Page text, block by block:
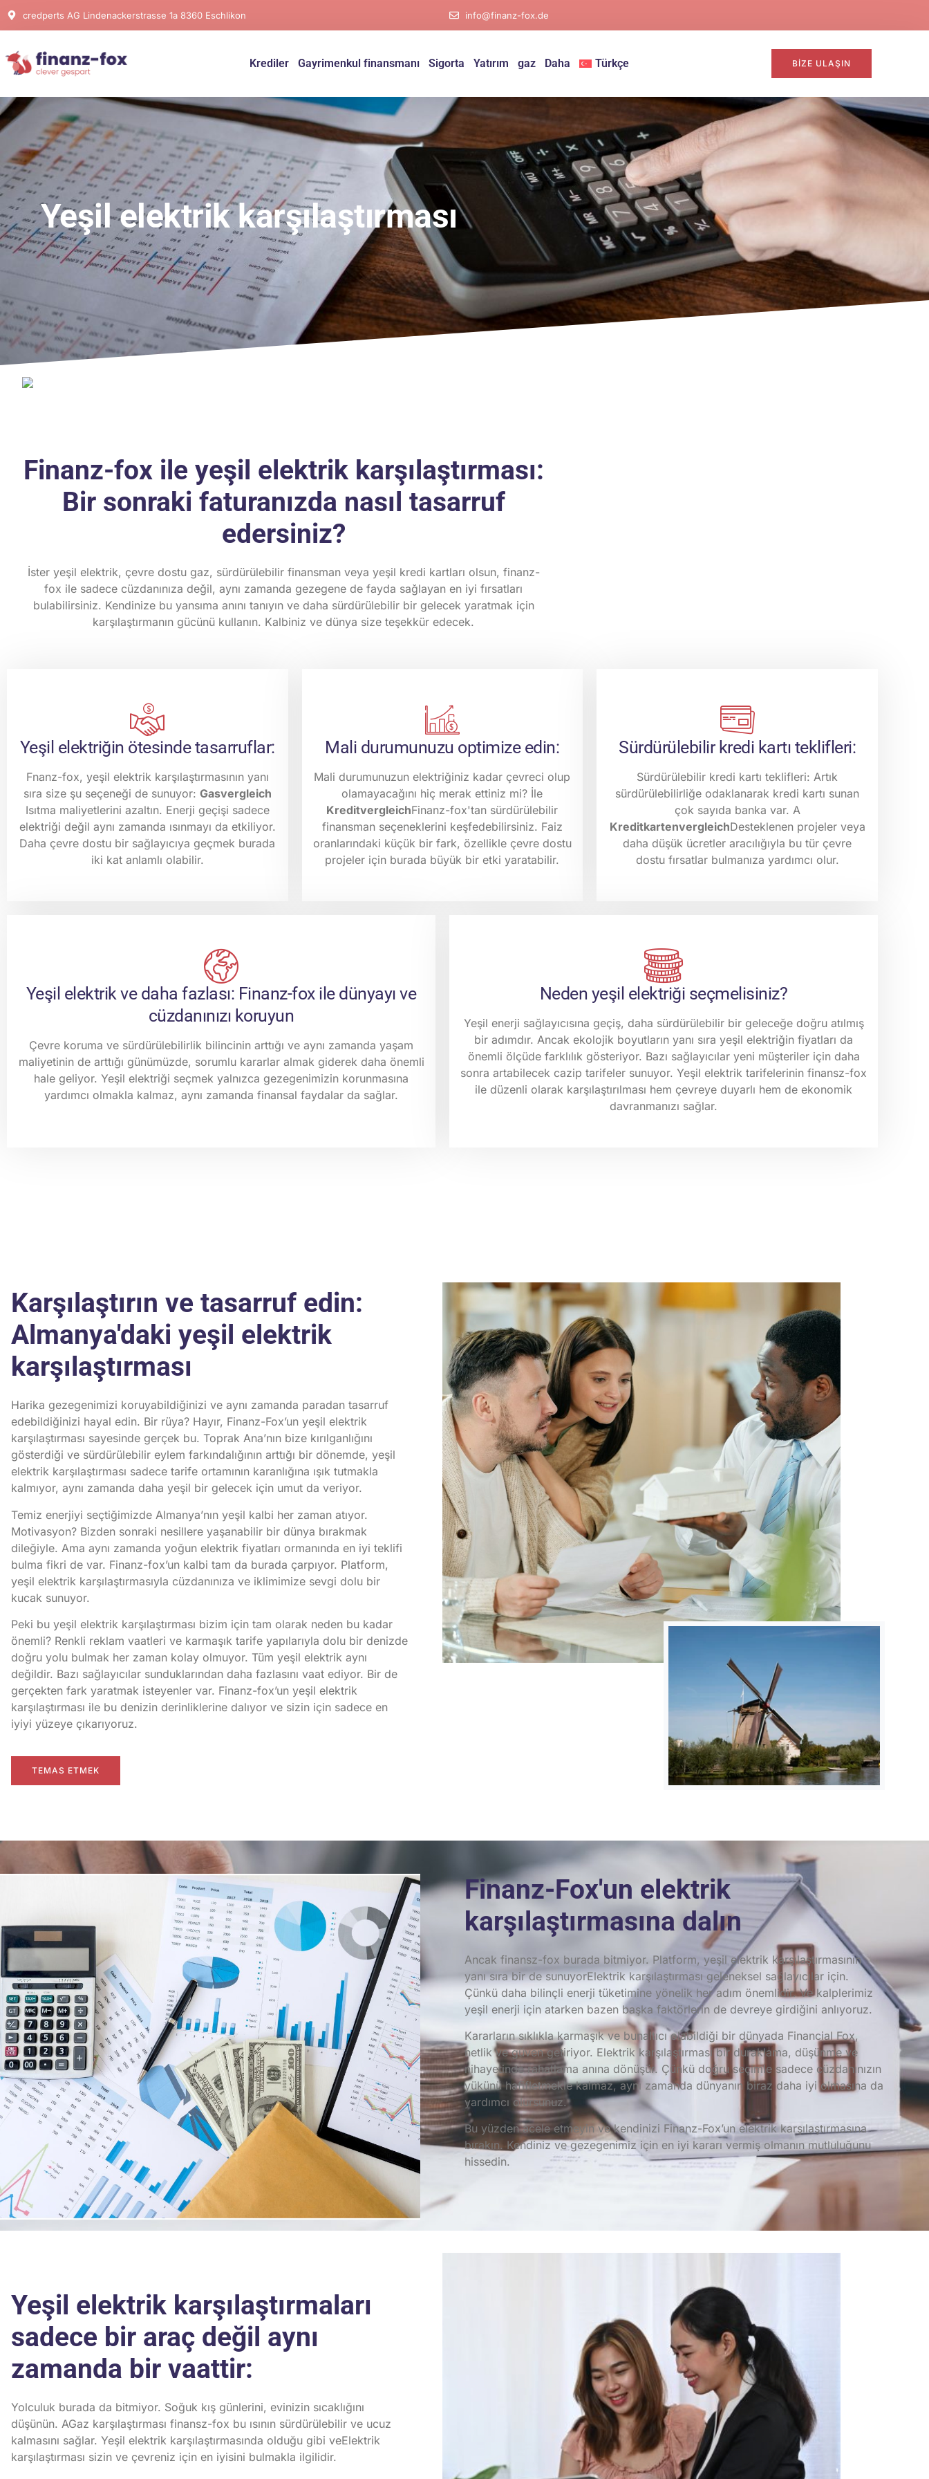
credperts AG Lindenackerstrasse 1a 8360 Eschlikon info@finanz-fox.de
Krediler Gayrimenkul finansmanı Sigorta Yatırım gaz Daha Türkçe BIZE ULAŞIN
Yeşil elektrik karşılaştırması
Finanz-fox ile yeşil elektrik karşılaştırması:
Bir sonraki faturanızda nasıl tasarruf
edersiniz?
İster yeşil elektrik, çevre dostu gaz, sürdürülebilir finansman veya yeşil kredi kartları olsun, finanz-
fox ile sadece cüzdanınıza değil, aynı zamanda gezegene de fayda sağlayan en iyi fırsatları
bulabilirsiniz. Kendinize bu yansıma anını tanıyın ve daha sürdürülebilir bir gelecek yaratmak için
karşılaştırmanın gücünü kullanın. Kalbiniz ve dünya size teşekkür edecek.
Yeşil elektriğin ötesinde tasarruflar:
Fnanz-fox, yeşil elektrik karşılaştırmasının yanı
sıra size şu seçeneği de sunuyor: Gasvergleich
Isıtma maliyetlerini azaltın. Enerji geçişi sadece
elektriği değil aynı zamanda ısınmayı da etkiliyor.
Daha çevre dostu bir sağlayıcıya geçmek burada
iki kat anlamlı olabilir.
Mali durumunuzu optimize edin:
Mali durumunuzun elektriğiniz kadar çevreci olup
olamayacağını hiç merak ettiniz mi? İle
KreditvergleichFinanz-fox'tan sürdürülebilir
finansman seçeneklerini keşfedebilirsiniz. Faiz
oranlarındaki küçük bir fark, özellikle çevre dostu
projeler için burada büyük bir etki yaratabilir.
Sürdürülebilir kredi kartı teklifleri:
Sürdürülebilir kredi kartı teklifleri: Artık
sürdürülebilirliğe odaklanarak kredi kartı sunan
çok sayıda banka var. A
KreditkartenvergleichDesteklenen projeler veya
daha düşük ücretler aracılığıyla bu tür çevre
dostu fırsatlar bulmanıza yardımcı olur.
Yeşil elektrik ve daha fazlası: Finanz-fox ile dünyayı ve
cüzdanınızı koruyun
Çevre koruma ve sürdürülebilirlik bilincinin arttığı ve aynı zamanda yaşam
maliyetinin de arttığı günümüzde, sorumlu kararlar almak giderek daha önemli
hale geliyor. Yeşil elektriği seçmek yalnızca gezegenimizin korunmasına
yardımcı olmakla kalmaz, aynı zamanda finansal faydalar da sağlar.
Neden yeşil elektriği seçmelisiniz?
Yeşil enerji sağlayıcısına geçiş, daha sürdürülebilir bir geleceğe doğru atılmış
bir adımdır. Ancak ekolojik boyutların yanı sıra yeşil elektriğin fiyatları da
önemli ölçüde farklılık gösteriyor. Bazı sağlayıcılar yeni müşteriler için daha
sonra artabilecek cazip tarifeler sunuyor. Yeşil elektrik tarifelerinin finansz-fox
ile düzenli olarak karşılaştırılması hem çevreye duyarlı hem de ekonomik
davranmanızı sağlar.
Karşılaştırın ve tasarruf edin:
Almanya'daki yeşil elektrik
karşılaştırması
Harika gezegenimizi koruyabildiğinizi ve aynı zamanda paradan tasarruf
edebildiğinizi hayal edin. Bir rüya? Hayır, Finanz-Fox’un yeşil elektrik
karşılaştırması sayesinde gerçek bu. Toprak Ana’nın bize kırılganlığını
gösterdiği ve sürdürülebilir eylem farkındalığının arttığı bir dönemde, yeşil
elektrik karşılaştırması sadece tarife ortamının karanlığına ışık tutmakla
kalmıyor, aynı zamanda daha yeşil bir gelecek için umut da veriyor.
Temiz enerjiyi seçtiğimizde Almanya’nın yeşil kalbi her zaman atıyor.
Motivasyon? Bizden sonraki nesillere yaşanabilir bir dünya bırakmak
dileğiyle. Ama aynı zamanda yoğun elektrik fiyatları ormanında en iyi teklifi
bulma fikri de var. Finanz-fox’un kalbi tam da burada çarpıyor. Platform,
yeşil elektrik karşılaştırmasıyla cüzdanınıza ve iklimimize sevgi dolu bir
kucak sunuyor.
Peki bu yeşil elektrik karşılaştırması bizim için tam olarak neden bu kadar
önemli? Renkli reklam vaatleri ve karmaşık tarife yapılarıyla dolu bir denizde
doğru yolu bulmak her zaman kolay olmuyor. Tüm yeşil elektrik aynı
değildir. Bazı sağlayıcılar sunduklarından daha fazlasını vaat ediyor. Bir de
gerçekten fark yaratmak isteyenler var. Finanz-fox’un yeşil elektrik
karşılaştırması ile bu denizin derinliklerine dalıyor ve sizin için sadece en
iyiyi yüzeye çıkarıyoruz.
TEMAS ETMEK
Finanz-Fox'un elektrik
karşılaştırmasına dalın
Ancak finansz-fox burada bitmiyor. Platform, yeşil elektrik karşılaştırmasının
yanı sıra bir de sunuyorElektrik karşılaştırması geleneksel sağlayıcılar için.
Çünkü daha bilinçli enerji tüketimine yönelik her adım önemlidir. Ve kalplerimiz
yeşil enerji için atarken bazen başka faktörlerin de devreye girdiğini anlıyoruz.
Kararların sıklıkla karmaşık ve bunaltıcı olabildiği bir dünyada Financial Fox,
netlik ve güven getiriyor. Elektrik karşılaştırması bir duraklama, düşünme ve
nihayetinde rahatlama anına dönüşür. Çünkü doğru seçimle sadece cüzdanınızın
yükünü hafifletmekle kalmaz, aynı zamanda dünyanın biraz daha iyi olmasına da
yardımcı olursunuz.
Bu yüzden acele etmeyin ve kendinizi Finanz-Fox’un elektrik karşılaştırmasına
bırakın. Kendiniz ve gezegenimiz için en iyi kararı vermiş olmanın mutluluğunu
hissedin.
Yeşil elektrik karşılaştırmaları
sadece bir araç değil aynı
zamanda bir vaattir:
Yolculuk burada da bitmiyor. Soğuk kış günlerini, evinizin sıcaklığını
düşünün. AGaz karşılaştırması finansz-fox bu ısının sürdürülebilir ve ucuz
kalmasını sağlar. Yeşil elektrik karşılaştırmasında olduğu gibi veElektrik
karşılaştırması sizin ve çevreniz için en iyisini bulmakla ilgilidir.